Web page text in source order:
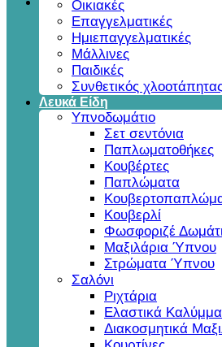
Οικιακές
Επαγγελματικές
Ημιεπαγγελματικές
Μάλλινες
Παιδικές
Συνθετικός
Λευκά Είδη
Υπνοδωμάτιο
Σετ σεντόνια
Παπλωματοθήκες
Κουβέρτες
Παπλώματα
Κουβερλί
Φωσφοριζέ
Μαξιλάρια Ύπνου
Στρώματα Ύπνου
Σαλόνι
Ριχτάρια
Ελαστικά
Διακοσμητικά